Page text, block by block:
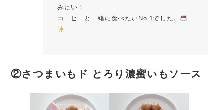
みたい！
コーヒーと一緒に食べたいNo.1でした。
②さつまいもド とろり濃蜜いもソース